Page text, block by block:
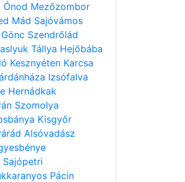
Ónod Mezőzombor
Mád Sajóvámos
Gönc Szendrőlád
Tállya Hejőbába
Kesznyéten Karcsa
Izsófalva
Hernádkak
Szomolya
Kisgyőr
Alsóvadász
Sajópetri
Pácin